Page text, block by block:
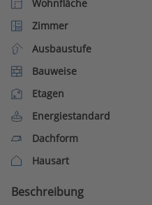
Wohnfläche
Zimmer
Ausbaustufe
Bauweise
Etagen
Energiestandard
Dachform
Hausart
Beschreibung